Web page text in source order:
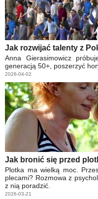
Jak rozwijać talenty z
Anna Gierasimowicz
generacją 50+, poszerzyć
2026-04-02
Jak bronić się przed
Plotka ma wielką moc.
plecami? Rozmowa z
z nią poradzić.
2026-03-21